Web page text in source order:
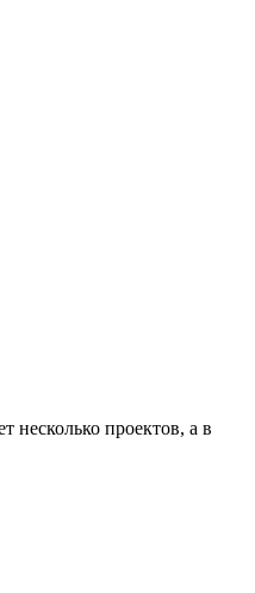
несколько проектов, а в